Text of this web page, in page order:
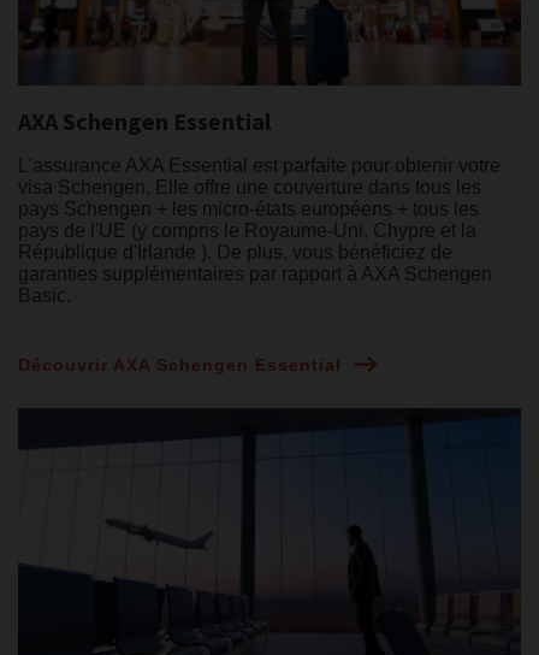
AXA Schengen Essential
L'assurance AXA Essential est parfaite pour obtenir votre
visa Schengen. Elle offre une couverture dans tous les
pays Schengen + les micro-états européens + tous les
pays de l'UE (y compris le Royaume-Uni, Chypre et la
République d'Irlande ). De plus, vous bénéficiez de
garanties supplémentaires par rapport à AXA Schengen
Basic.
Découvrir AXA Schengen Essential